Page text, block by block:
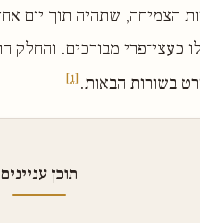
הצמיחה, שתהיה תוך יום
כעצי־פרי מבורכים.
בשורות הבאות. [1]
תוכן עניינים